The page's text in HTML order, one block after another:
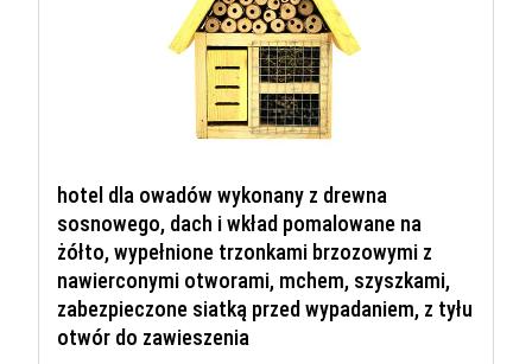
hotel dla owadów wykonany z drewna
sosnowego, dach i wkład pomalowane na
żółto, wypełnione trzonkami brzozowymi z
nawierconymi otworami, mchem, szyszkami,
zabezpieczone siatką przed wypadaniem, z tyłu
otwór do zawieszenia